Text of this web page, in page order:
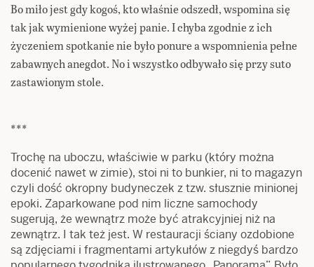
Bo miło jest gdy kogoś, kto właśnie odszedł, wspomina się
tak jak wymienione wyżej panie. I chyba zgodnie z ich
życzeniem spotkanie nie było ponure a wspomnienia pełne
zabawnych anegdot. No i wszystko odbywało się przy suto
zastawionym stole.
***
Trochę na uboczu, właściwie w parku (który można
docenić nawet w zimie), stoi ni to bunkier, ni to magazyn
czyli dość okropny budyneczek z tzw. słusznie minionej
epoki. Zaparkowane pod nim liczne samochody
sugerują, że wewnątrz może być atrakcyjniej niż na
zewnątrz. I tak też jest. W restauracji ściany ozdobione
są zdjęciami i fragmentami artykułów z niegdyś bardzo